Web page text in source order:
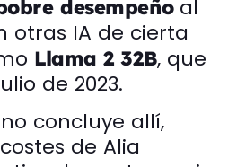
desempeñoal
otras IA de cierta
Llama 2 32B, que
de 2023.
concluye allí,
de Alia